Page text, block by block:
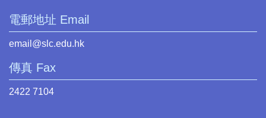
電郵地址 Email
email@slc.edu.hk
傳真 Fax
2422 7104